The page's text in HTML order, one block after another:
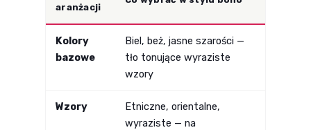
aranżacji
Kolory
bazowe
Biel, beż, jasne szarości —
tło tonujące wyraziste
wzory
Wzory
Etniczne, orientalne,
wyraziste — na